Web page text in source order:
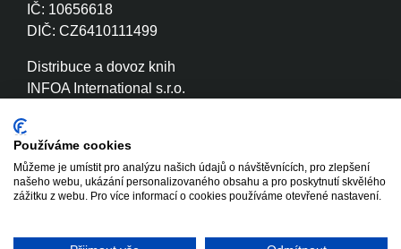
IČ: 10656618
DIČ: CZ6410111499
Distribuce a dovoz knih
INFOA International s.r.o.
IČ: 26870886
DIČ: CZ26870886
Používáme cookies
Můžeme je umístit pro analýzu našich údajů o návštěvnících, pro zlepšení
našeho webu, ukázání personalizovaného obsahu a pro poskytnutí skvělého
zážitku z webu. Pro více informací o cookies používáme otevřené nastavení.